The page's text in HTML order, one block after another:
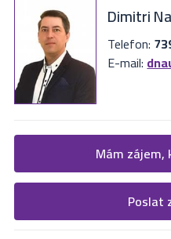
Dimitri
Telefon:
E-mail:
Žádost o více
Vyplňte následující formulář.
nejbližší Vás naši makléři
Mám
Formulář odešle nabídku na
Poslat